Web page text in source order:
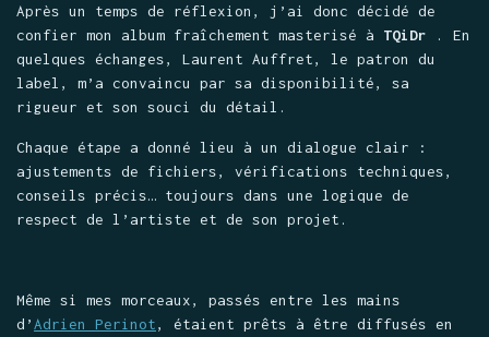
Après un temps de réflexion, j’ai donc décidé de
confier mon album fraîchement masterisé à TQiDr . En
quelques échanges, Laurent Auffret, le patron du
label, m’a convaincu par sa disponibilité, sa
rigueur et son souci du détail.
Chaque étape a donné lieu à un dialogue clair :
ajustements de fichiers, vérifications techniques,
conseils précis… toujours dans une logique de
respect de l’artiste et de son projet.
Même si mes morceaux, passés entre les mains
d’Adrien Perinot, étaient prêts à être diffusés en